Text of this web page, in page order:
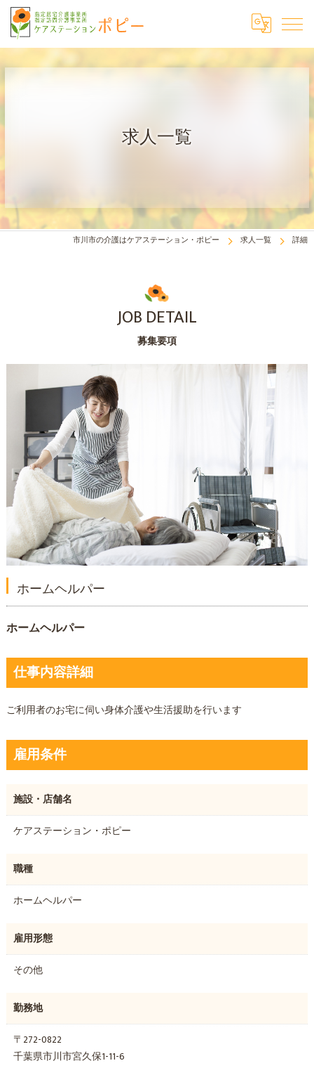
求人一覧
市川市の介護はケアステーション・ポピー 求人一覧 詳細
募集要項
JOB DETAIL
ホームヘルパー
ホームヘルパー
仕事内容詳細
ご利用者のお宅に伺い身体介護や生活援助を行います
雇用条件
施設・店舗名
ケアステーション・ポピー
職種
ホームヘルパー
雇用形態
その他
勤務地
〒272-0822
千葉県市川市宮久保1-11-6